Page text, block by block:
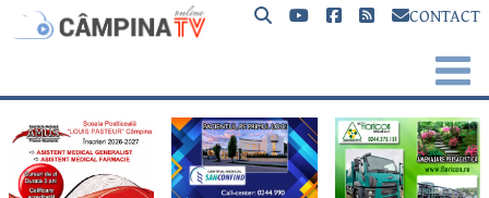
CONTACT